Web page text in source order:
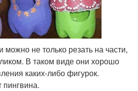
не только резать на части,
В таком виде они хорошо
каких-либо фигурок.
пингвина.